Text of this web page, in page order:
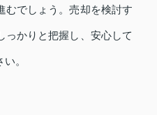
むでしょう。売却を検討す
っかりと把握し、安心して
。